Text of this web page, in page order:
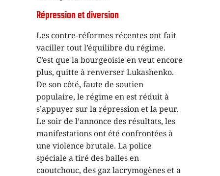
Répression et diversion
Les contre-réformes récentes ont fait
vaciller tout l’équilibre du régime.
C’est que la bourgeoisie en veut encore
plus, quitte à renverser Lukashenko.
De son côté, faute de soutien
populaire, le régime en est réduit à
s’appuyer sur la répression et la peur.
Le soir de l’annonce des résultats, les
manifestations ont été confrontées à
une violence brutale. La police
spéciale a tiré des balles en
caoutchouc, des gaz lacrymogènes et a